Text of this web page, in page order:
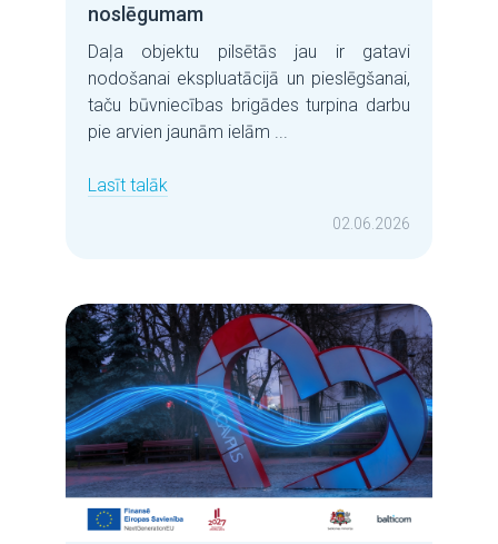
noslēgumam
Daļa objektu pilsētās jau ir gatavi
nodošanai ekspluatācijā un pieslēgšanai,
taču būvniecības brigādes turpina darbu
pie arvien jaunām ielām ...
Lasīt talāk
02.06.2026